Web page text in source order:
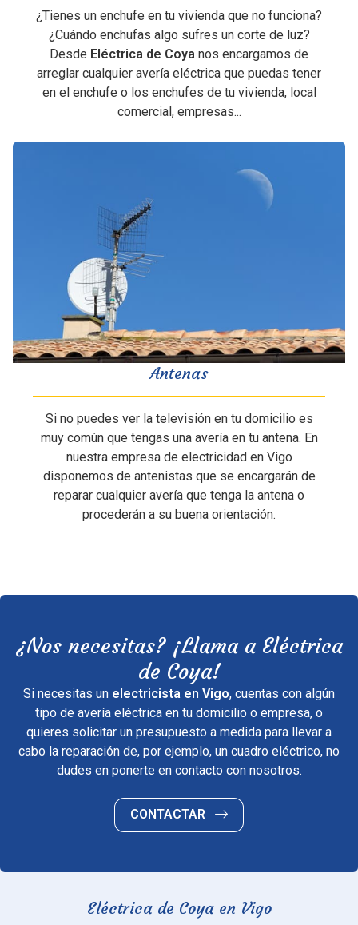
¿Tienes un enchufe en tu vivienda que no funciona?
¿Cuándo enchufas algo sufres un corte de luz?
Desde Eléctrica de Coya nos encargamos de
arreglar cualquier avería eléctrica que puedas tener
en el enchufe o los enchufes de tu vivienda, local
comercial, empresas...
Antenas
Si no puedes ver la televisión en tu domicilio es
muy común que tengas una avería en tu antena. En
nuestra empresa de electricidad en Vigo
disponemos de antenistas que se encargarán de
reparar cualquier avería que tenga la antena o
procederán a su buena orientación.
¿Nos necesitas? ¡Llama a Eléctrica
de Coya!
Si necesitas un electricista en Vigo, cuentas con algún
tipo de avería eléctrica en tu domicilio o empresa, o
quieres solicitar un presupuesto a medida para llevar a
cabo la reparación de, por ejemplo, un cuadro eléctrico, no
dudes en ponerte en contacto con nosotros.
CONTACTAR
Eléctrica de Coya en Vigo